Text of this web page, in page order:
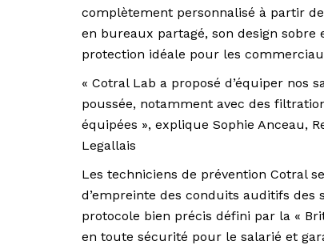
complètement personnalisé à partir
en bureaux partagé, son design
protection idéale pour les
« Cotral Lab a proposé d’équiper nos
poussée, notamment avec des
équipées », explique Sophie Anceau,
Legallais
Les techniciens de prévention Cotral
d’empreinte des conduits auditifs des
protocole bien précis défini par la «
en toute sécurité pour le salarié et